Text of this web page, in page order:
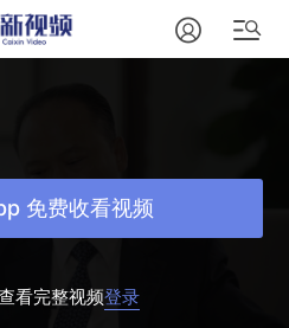
看完整视频登录
免费收看视频